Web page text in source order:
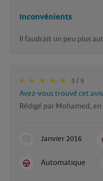
Inconvénients
Il faudrait un peu plus
5 / 5
Avez-vous trouvé cet
Rédigé par Mohamed, en
Janvier 2016
Automatique